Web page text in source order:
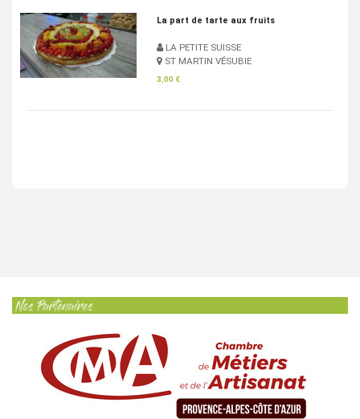
Pan Bagnat
LA PETITE SUISSE
ST MARTIN VÉSUBIE
4,83 €